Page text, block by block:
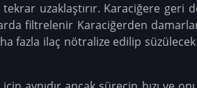
tekrar uzaklaştırır. Karaciğere geri
filtrelenir Karaciğerden
fazla ilaç nötralize edilip